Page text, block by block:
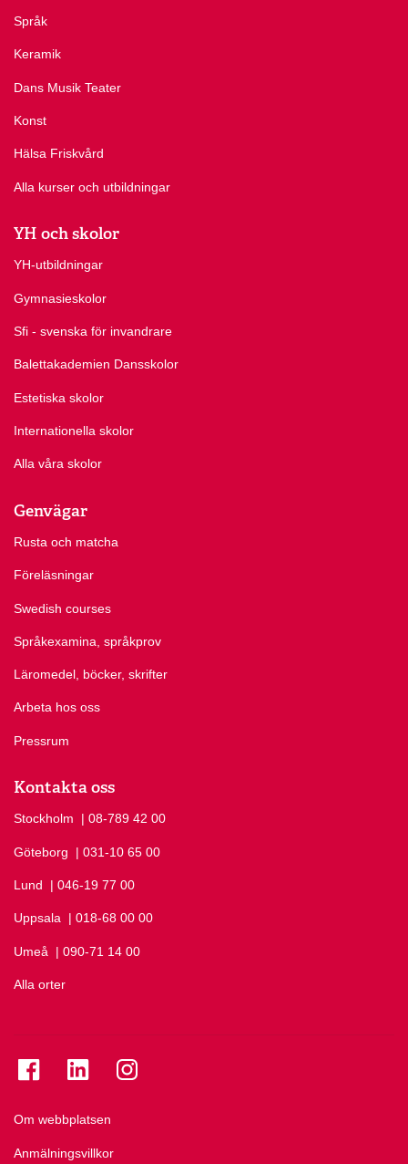
Språk
Keramik
Dans Musik Teater
Konst
Hälsa Friskvård
Alla kurser och utbildningar
YH och skolor
YH-utbildningar
Gymnasieskolor
Sfi - svenska för invandrare
Balettakademien Dansskolor
Estetiska skolor
Internationella skolor
Alla våra skolor
Genvägar
Rusta och matcha
Föreläsningar
Swedish courses
Språkexamina, språkprov
Läromedel, böcker, skrifter
Arbeta hos oss
Pressrum
Kontakta oss
Stockholm Ring Stockholm på
| 08-789 42 00
Göteborg Ring Göteborg på
| 031-10 65 00
Lund Ring Lund på
| 046-19 77 00
Uppsala Ring Uppsala på
| 018-68 00 00
Umeå Ring Umeå på
| 090-71 14 00
Alla orter
Om webbplatsen
Anmälningsvillkor
Se folkuniversitetet på Facebook
Se folkuniversitetet på LinkedIn